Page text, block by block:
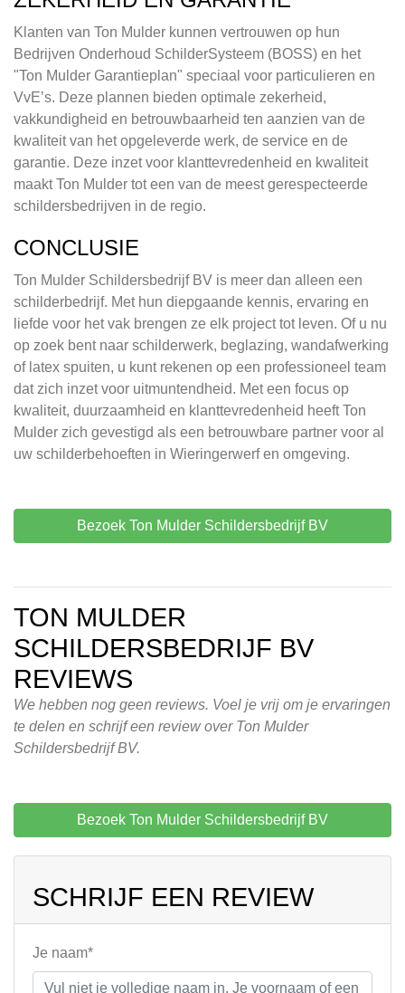
Klanten van Ton Mulder kunnen vertrouwen op hun
Bedrijven Onderhoud SchilderSysteem (BOSS) en het
"Ton Mulder Garantieplan" speciaal voor particulieren en
VvE’s. Deze plannen bieden optimale zekerheid,
vakkundigheid en betrouwbaarheid ten aanzien van de
kwaliteit van het opgeleverde werk, de service en de
garantie. Deze inzet voor klanttevredenheid en kwaliteit
maakt Ton Mulder tot een van de meest gerespecteerde
schildersbedrijven in de regio.
CONCLUSIE
Ton Mulder Schildersbedrijf BV is meer dan alleen een
schilderbedrijf. Met hun diepgaande kennis, ervaring en
liefde voor het vak brengen ze elk project tot leven. Of u nu
op zoek bent naar schilderwerk, beglazing, wandafwerking
of latex spuiten, u kunt rekenen op een professioneel team
dat zich inzet voor uitmuntendheid. Met een focus op
kwaliteit, duurzaamheid en klanttevredenheid heeft Ton
Mulder zich gevestigd als een betrouwbare partner voor al
uw schilderbehoeften in Wieringerwerf en omgeving.
Bezoek Ton Mulder Schildersbedrijf BV
TON MULDER
SCHILDERSBEDRIJF BV
REVIEWS
We hebben nog geen reviews. Voel je vrij om je ervaringen
te delen en schrijf een review over Ton Mulder
Schildersbedrijf BV.
Bezoek Ton Mulder Schildersbedrijf BV
SCHRIJF EEN REVIEW
Je naam*